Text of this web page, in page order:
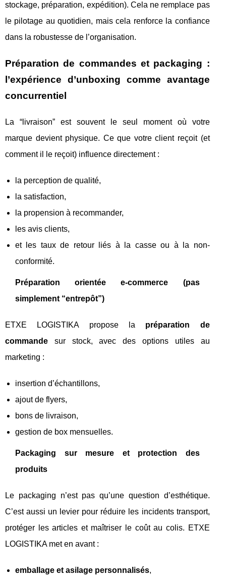
stockage, préparation, expédition). Cela ne remplace pas
le pilotage au quotidien, mais cela renforce la confiance
dans la robustesse de l’organisation.
Préparation de commandes et packaging :
l’expérience d’unboxing comme avantage
concurrentiel
La “livraison” est souvent le seul moment où votre
marque devient physique. Ce que votre client reçoit (et
comment il le reçoit) influence directement :
la perception de qualité,
la satisfaction,
la propension à recommander,
les avis clients,
et les taux de retour liés à la casse ou à la non-
conformité.
Préparation orientée e-commerce (pas
simplement “entrepôt”)
ETXE LOGISTIKA propose la préparation de
commande sur stock, avec des options utiles au
marketing :
insertion d’échantillons,
ajout de flyers,
bons de livraison,
gestion de box mensuelles.
Packaging sur mesure et protection des
produits
Le packaging n’est pas qu’une question d’esthétique.
C’est aussi un levier pour réduire les incidents transport,
protéger les articles et maîtriser le coût au colis. ETXE
LOGISTIKA met en avant :
emballage et asilage personnalisés,